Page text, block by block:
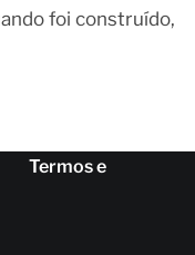
foi construído,
Termos e